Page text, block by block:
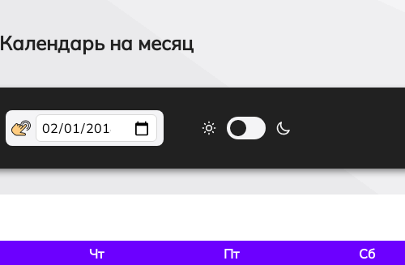
Календарь на месяц
Чт Пт Сб